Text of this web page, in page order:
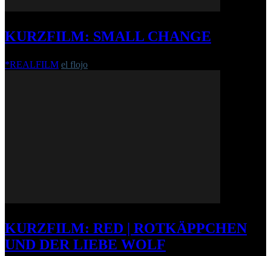
KURZFILM: SMALL CHANGE
*REALFILM el flojo
KURZFILM: RED | ROTKÄPPCHEN
UND DER LIEBE WOLF